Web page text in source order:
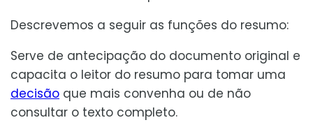
Descrevemos a seguir as funções do resumo:
Serve de antecipação do documento original e
capacita o leitor do resumo para tomar uma
decisão que mais convenha ou de não
consultar o texto completo.